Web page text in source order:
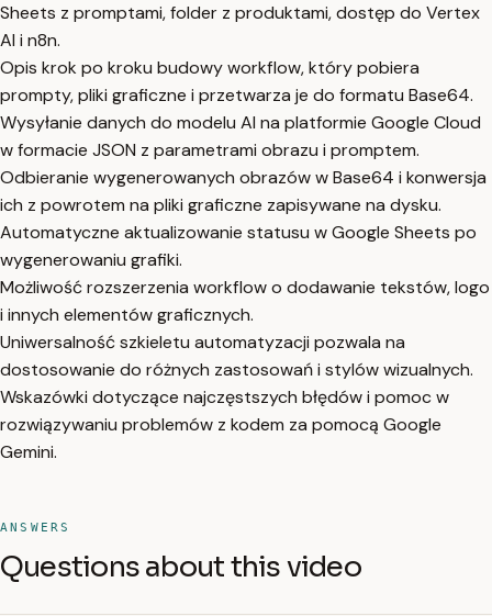
Sheets z promptami, folder z produktami, dostęp do Vertex
AI i n8n.
Opis krok po kroku budowy workflow, który pobiera
prompty, pliki graficzne i przetwarza je do formatu Base64.
Wysyłanie danych do modelu AI na platformie Google Cloud
w formacie JSON z parametrami obrazu i promptem.
Odbieranie wygenerowanych obrazów w Base64 i konwersja
ich z powrotem na pliki graficzne zapisywane na dysku.
Automatyczne aktualizowanie statusu w Google Sheets po
wygenerowaniu grafiki.
Możliwość rozszerzenia workflow o dodawanie tekstów, logo
i innych elementów graficznych.
Uniwersalność szkieletu automatyzacji pozwala na
dostosowanie do różnych zastosowań i stylów wizualnych.
Wskazówki dotyczące najczęstszych błędów i pomoc w
rozwiązywaniu problemów z kodem za pomocą Google
Gemini.
ANSWERS
Questions about this video